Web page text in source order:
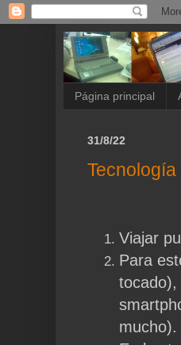
Página principal
31/8/22
Viajar
Para
tocado),
mucho).